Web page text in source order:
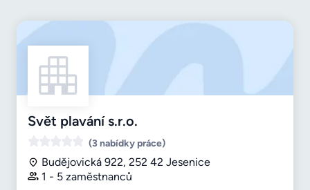
Svět plavání s.r.o.
(3 nabídky práce)
Budějovická 922, 252 42 Jesenice
1 - 5 zaměstnanců